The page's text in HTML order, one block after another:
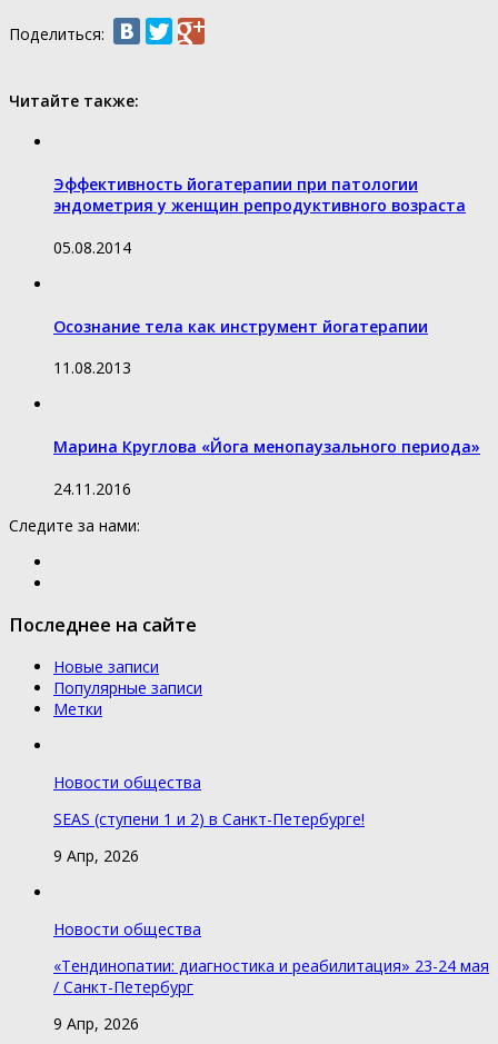
Поделиться:
Читайте также:
Эффективность йогатерапии при патологии
эндометрия у женщин репродуктивного возраста
05.08.2014
Осознание тела как инструмент йогатерапии
11.08.2013
Марина Круглова «Йога менопаузального периода»
24.11.2016
Следите за нами:
Последнее на сайте
Новые записи
Популярные записи
Метки
Новости общества
SEAS (ступени 1 и 2) в Санкт-Петербурге!
9 Апр, 2026
Новости общества
«Тендинопатии: диагностика и реабилитация» 23-24 мая
/ Санкт-Петербург
9 Апр, 2026